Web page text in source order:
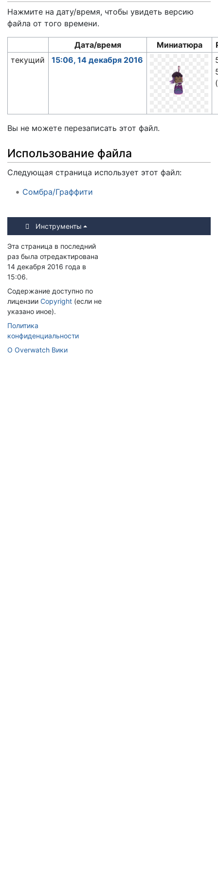
Нажмите на дату/время, чтобы увидеть версию
файла от того времени.
Дата/время Миниатюра
текущий
15:06, 14 декабря 2016
Вы не можете перезаписать этот файл.
Использование файла
Следующая страница использует этот файл:
Сомбра/Граффити
Инструменты
Эта страница в последний
раз была отредактирована
14 декабря 2016 года в
15:06.
Содержание доступно по
лицензии Copyright (если не
указано иное).
Политика
конфиденциальности
О Overwatch Вики